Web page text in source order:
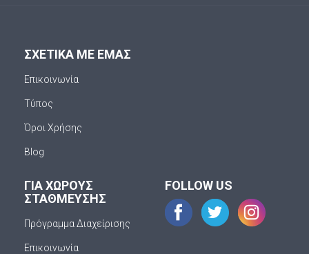
ΣΧΕΤΙΚΑ ΜΕ ΕΜΑΣ
Επικοινωνία
Τύπος
Όροι Χρήσης
Blog
ΓΙΑ ΧΩΡΟΥΣ
ΣΤΑΘΜΕΥΣΗΣ
Πρόγραμμα Διαχείρισης
Επικοινωνία
FOLLOW US